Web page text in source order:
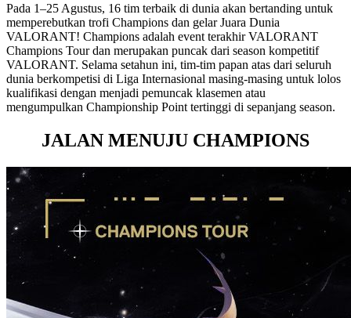
Pada 1–25 Agustus, 16 tim terbaik di dunia akan bertanding untuk
memperebutkan trofi Champions dan gelar Juara Dunia
VALORANT! Champions adalah event terakhir VALORANT
Champions Tour dan merupakan puncak dari season kompetitif
VALORANT. Selama setahun ini, tim-tim papan atas dari seluruh
dunia berkompetisi di Liga Internasional masing-masing untuk lolos
kualifikasi dengan menjadi pemuncak klasemen atau
mengumpulkan Championship Point tertinggi di sepanjang season.
JALAN MENUJU CHAMPIONS